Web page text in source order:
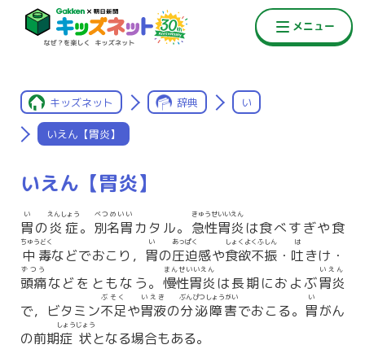
キッズネット 辞典 い
いえん【胃炎】
いえん【胃炎】
胃
い
の炎症
えんしょう
。 別名胃
べつめいい
カタル。 急性胃炎
きゅうせいいえん
は食べすぎや食
中毒
ちゅうどく
などでおこり， 胃
い
の圧迫
あっぱく
感や食欲不振
しょくよくふしん
・ 吐
は
きけ・
頭痛
ずつう
などをともなう。 慢性胃炎
まんせいいえん
は長期におよぶ胃炎
いえん
で，ビタミン不足
ぶそく
や胃液
いえき
の分泌障害
ぶんぴつしょうがい
でおこる。 胃
い
がん
の前期症状
しょうじょう
となる場合もある。